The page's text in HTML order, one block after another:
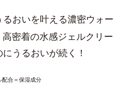
おいを叶える濃密ウォー
密着の水感ジェルクリー
うるおいが続く！
配合＝保湿成分